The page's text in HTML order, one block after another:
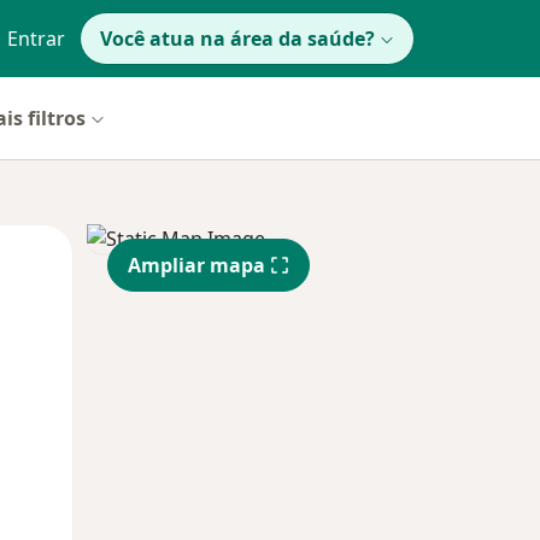
Entrar Você atua na área da saúde?
filtros
Sex,
14 Ago
Sáb,
15 Ago
Ampliar mapa